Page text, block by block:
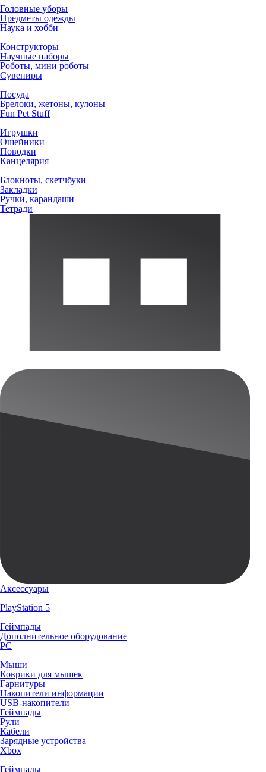
Головные уборы
Предметы одежды
Наука и хобби
Конструкторы
Научные наборы
Роботы, мини роботы
Сувениры
Посуда
Брелоки, жетоны, кулоны
Fun Pet Stuff
Игрушки
Ошейники
Поводки
Канцелярия
Блокноты, скетчбуки
Закладки
Ручки, карандаши
Тетради
Аксессуары
PlayStation 5
Геймпады
Дополнительное оборудование
PC
Мыши
Коврики для мышек
Гарнитуры
Накопители информации
USB-накопители
Геймпады
Рули
Кабели
Зарядные устройства
Xbox
Геймпады